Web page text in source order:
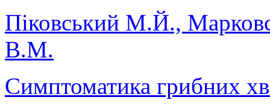
Піковський М.Й.,
В.М.
Симптоматика грибних